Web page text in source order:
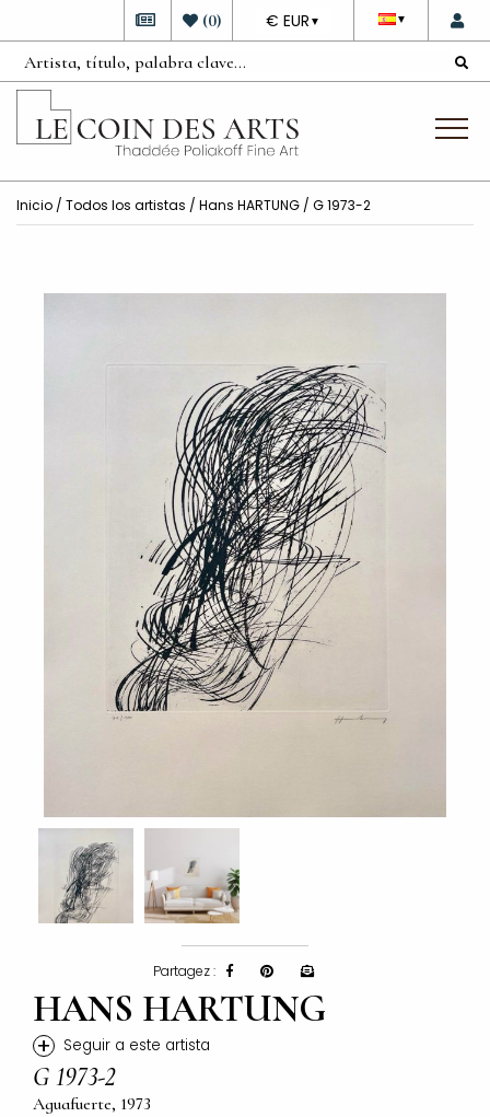
▼
DEVISE
€ EUR ▼
(0)
Inicio / Todos los artistas / Hans HARTUNG / G 1973-2
Partagez :
HANS HARTUNG
+ Seguir a este artista
G 1973-2
Aguafuerte, 1973